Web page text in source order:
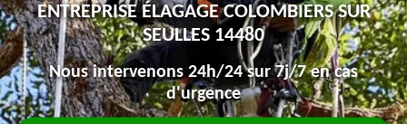
ENTREPRISE ÉLAGAGE COLOMBIERS SUR
SEULLES 14480
Nous intervenons 24h/24 sur 7j/7 en cas
d'urgence